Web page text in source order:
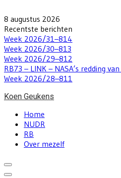
to
content
8 augustus 2026
Recentste berichten
Week 2026/31–814
Week 2026/30–813
Week 2026/29–812
RB73 – LINK – NASA’s redding van
Week 2026/28–811
Koen Geukens
Home
NUDR
RB
Over mezelf